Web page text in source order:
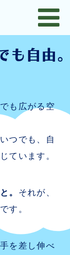
も広がる空
つでも、自
ています。
。 それが、
す。
を差し伸べ